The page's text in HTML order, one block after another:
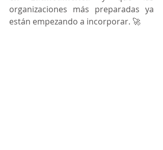
organizaciones más preparadas ya
están empezando a incorporar. 🚀